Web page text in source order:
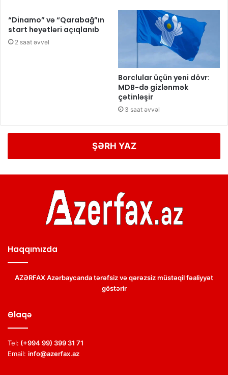
“Dinamo” və “Qarabağ”ın
start heyətləri açıqlanıb
2 saat əvvəl
Borclular üçün yeni dövr:
MDB-də gizlənmək
çətinləşir
3 saat əvvəl
ŞƏRH YAZ
Haqqımızda
AZƏRFAX Azərbaycanda tərəfsiz və qərəzsiz müstəqil fəaliyyət
göstərir
Əlaqə
Tel: (+994 99) 399 31 71
Email: info@azerfax.az